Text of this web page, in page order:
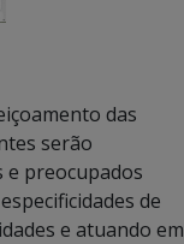
das
serão
preocupados
de
e atuando em